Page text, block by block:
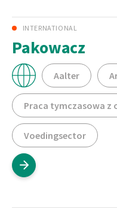
INTERNATIONAL
Pakowacz
Aalter
Praca tymczasowa z
Voedingsector